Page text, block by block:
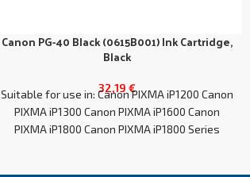
Canon PG-40 Black (0615B001) Ink Cartridge,
Black
32,19 €
Suitable for use in: Canon PIXMA iP1200 Canon
PIXMA iP1300 Canon PIXMA iP1600 Canon
PIXMA iP1800 Canon PIXMA iP1800 Series